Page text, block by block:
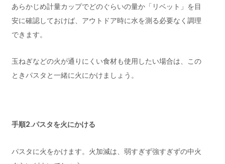
あらかじめ計量カップでどのぐらいの量か「リベット」を目
安に確認しておけば、アウトドア時に水を測る必要なく調理
できます。
玉ねぎなどの火が通りにくい食材も使用したい場合は、この
ときパスタと一緒に火にかけましょう。
手順2.パスタを火にかける
パスタに火をかけます。火加減は、弱すぎず強すぎずの中火